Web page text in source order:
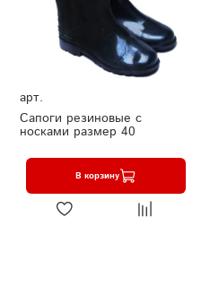
арт.
Сапоги резиновые с
носками размер 40
В корзину